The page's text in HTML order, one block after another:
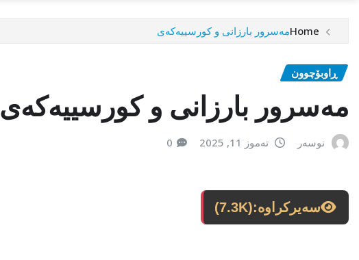
Homeمەسرور بارزانی و کورسییەکەی
ڕاوبۆچوون
مەسرور بارزانی و کورسییەکەی
نوسەر تەموز 11, 2025 0
سەیرکراوە:(7.3K)